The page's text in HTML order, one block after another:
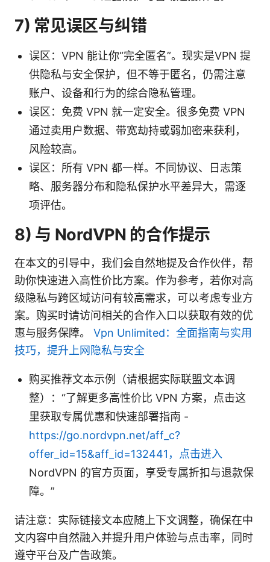
7) 常见误区与纠错
误区：VPN 能让你“完全匿名”。现实是VPN 提
供隐私与安全保护，但不等于匿名，仍需注意
账户、设备和行为的综合隐私管理。
误区：免费 VPN 就一定安全。很多免费 VPN
通过卖用户数据、带宽劫持或弱加密来获利，
风险较高。
误区：所有 VPN 都一样。不同协议、日志策
略、服务器分布和隐私保护水平差异大，需逐
项评估。
8) 与 NordVPN 的合作提示
在本文的引导中，我们会自然地提及合作伙伴，帮
助你快速进入高性价比方案。作为参考，若你对高
级隐私与跨区域访问有较高需求，可以考虑专业方
案。购买时请访问相关的合作入口以获取有效的优
惠与服务保障。 Vpn Unlimited：全面指南与实用
技巧，提升上网隐私与安全
购买推荐文本示例（请根据实际联盟文本调
整）：“了解更多高性价比 VPN 方案，点击这
里获取专属优惠和快速部署指南 -
https://go.nordvpn.net/aff_c?
offer_id=15&aff_id=132441，点击进入
NordVPN 的官方页面，享受专属折扣与退款保
障。”
请注意：实际链接文本应随上下文调整，确保在中
文内容中自然融入并提升用户体验与点击率，同时
遵守平台及广告政策。